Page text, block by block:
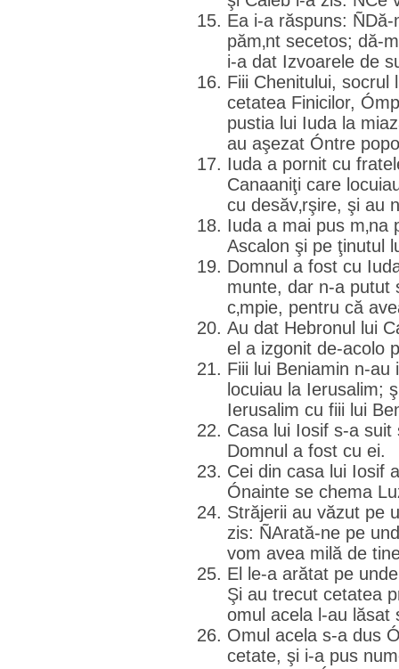
Ea i-a răspuns:
păm‚nt secetos; dă-
i-a dat Izvoarele de
Fiii Chenitului, socrul
cetatea Finicilor,
pustia lui Iuda la
au aşezat Óntre
Iuda a pornit cu
Canaaniţi care
cu desăv‚rşire, şi au
Iuda a mai pus
Ascalon şi pe ţinutul
Domnul a fost cu
munte, dar n-a putut
c‚mpie, pentru că
Au dat Hebronul lui
el a izgonit de-acolo
Fiii lui Beniamin n-au
locuiau la Ierusalim;
Ierusalim cu fiii lui
Casa lui Iosif s-a
Domnul a fost cu ei.
Cei din casa lui Iosif
Ónainte se chema
Străjerii au văzut pe
zis: ÑArată-ne pe
vom avea milă de
El le-a arătat pe
Şi au trecut cetatea
omul acela l-au lăsat
Omul acela s-a dus
cetate, şi i-a pus